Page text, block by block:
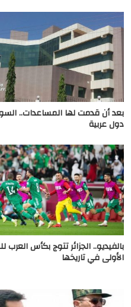
بعد أن قدمت لها المساعدات..
دول عربية
بالفيديو.. الجزائر تتوج بكأس العرب
الأولى في تاريخها